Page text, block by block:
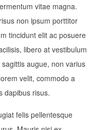
vitae magna.
non ipsum porttitor
tincidunt elit ac posuere
libero at vestibulum
augue, non varius
velit, commodo a
dapibus risus.
felis pellentesque